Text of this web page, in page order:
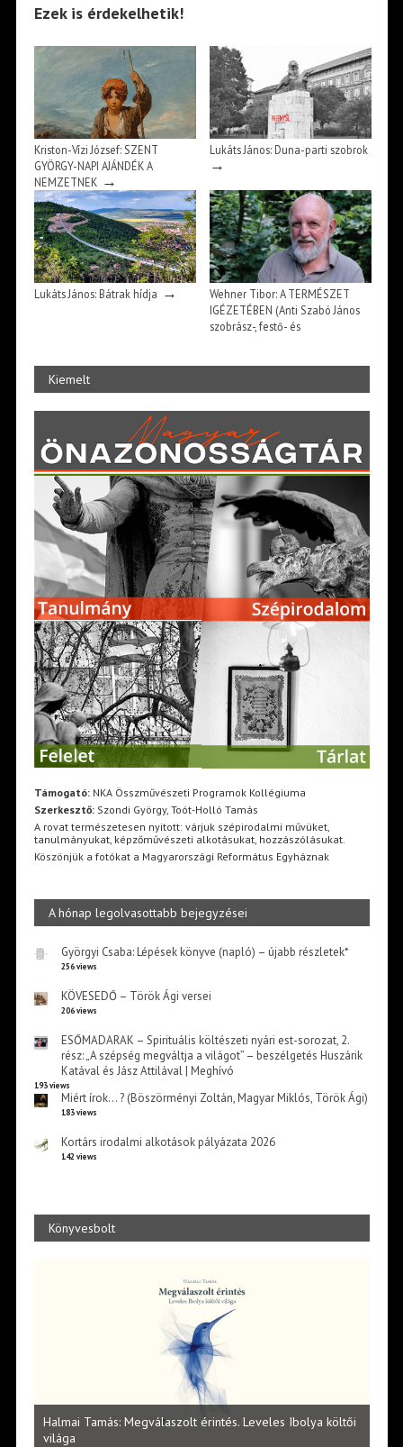
Ezek is érdekelhetik!
Kriston-Vízi József: SZENT
GYÖRGY-NAPI AJÁNDÉK A
NEMZETNEK→
Lukáts János: Duna-parti szobrok
→
Lukáts János: Bátrak hídja →
Wehner Tibor: A TERMÉSZET
IGÉZETÉBEN (Anti Szabó János
szobrász-, festő- és
Kiemelt
Támogató:NKA Összművészeti Programok Kollégiuma
Szerkesztő:Szondi György, Toót-Holló Tamás
A rovat természetesen nyitott: várjuk szépirodalmi művüket,
tanulmányukat, képzőművészeti alkotásukat, hozzászólásukat.
Köszönjük a fotókat a Magyarországi Református Egyháznak
A hónap legolvasottabb bejegyzései
Györgyi Csaba: Lépések könyve (napló) – újabb részletek*
256 views
KÖVESEDŐ – Török Ági versei
206 views
ESŐMADARAK – Spirituális költészeti nyári est-sorozat, 2.
rész: „A szépség megváltja a világot” – beszélgetés Huszárik
Katával és Jász Attilával | Meghívó
193 views
Miért írok… ? (Böszörményi Zoltán, Magyar Miklós, Török Ági)
183 views
Kortárs irodalmi alkotások pályázata 2026
142 views
Könyvesbolt
Halmai Tamás: Megválaszolt érintés. Leveles Ibolya költői
világa